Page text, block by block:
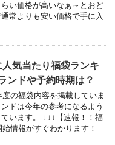
い価格が高いなぁ～とおど
常よりも安い価格で手に入
人気当たり福袋ランキ
ンドや予約時期は？
の福袋内容を掲載していま
ドは今年の参考になるよう
います。 ↓↓↓【速報！！福
情報がすぐわかります！